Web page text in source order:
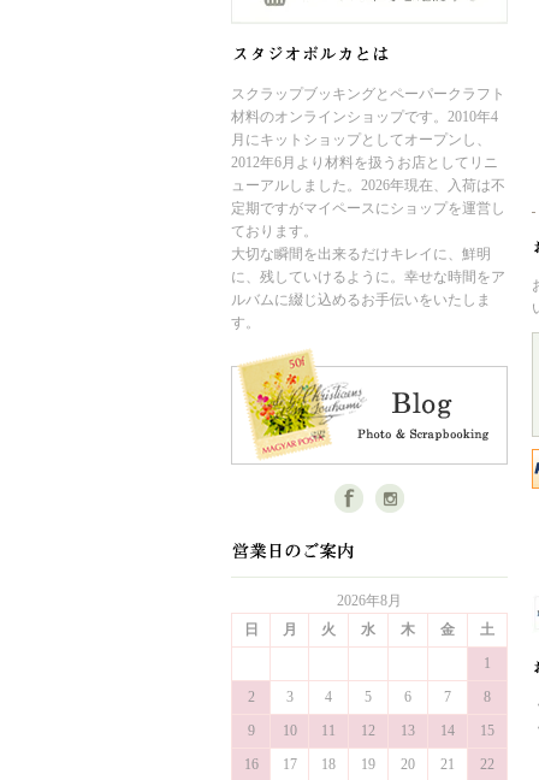
スクラップブッキングとペーパークラフト
材料のオンラインショップです。2010年4
月にキットショップとしてオープンし、
2012年6月より材料を扱うお店としてリニ
ューアルしました。2026年現在、入荷は不
定期ですがマイペースにショップを運営し
ております。
大切な瞬間を出来るだけキレイに、鮮明
に、残していけるように。幸せな時間をア
ルバムに綴じ込めるお手伝いをいたしま
す。
2026年8月
日
月 火 水 木 金
土
1
2
3 4 5 6 7
8
9
10 11 12 13 14
15
16
17 18 19 20 21
22